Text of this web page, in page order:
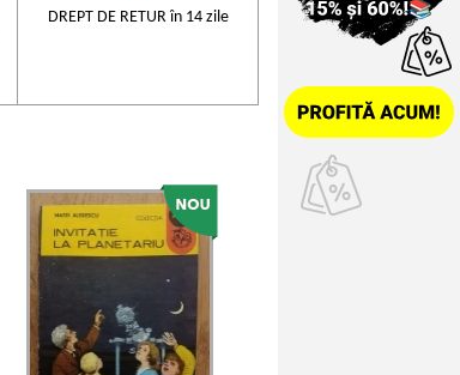
DREPT DE RETUR în 14 zile